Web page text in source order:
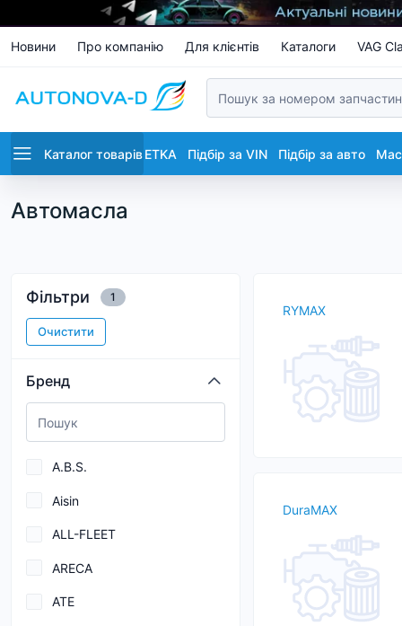
Новини Про компанію Для клієнтів Каталоги VAG
Каталог товарівETKA Підбір за VIN Підбір за авто
Автомасла
Фільтри 1
Очистити
Бренд
A.B.S.
Aisin
ALL-FLEET
ARECA
ATE
RYMAX
DuraMAX